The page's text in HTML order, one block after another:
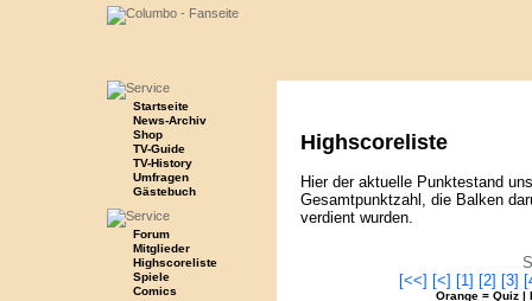
Startseite
News-Archiv
Shop
TV-Guide
TV-History
Umfragen
Gästebuch
Forum
Mitglieder
Highscoreliste
Spiele
Comics
Highscoreliste
Hier der aktuelle Punktestand
Gesamtpunktzahl, die Balken
verdient wurden.
[<<] [<] [1] [2] [3]
Orange = Quiz |